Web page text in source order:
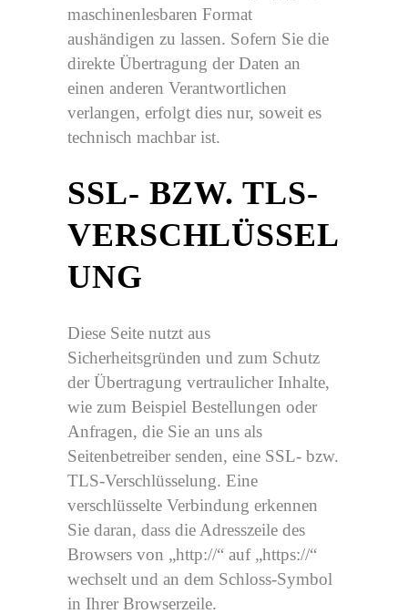
maschinenlesbaren Format
aushändigen zu lassen. Sofern Sie die
direkte Übertragung der Daten an
einen anderen Verantwortlichen
verlangen, erfolgt dies nur, soweit es
technisch machbar ist.
SSL- BZW. TLS-
VERSCHLÜSSEL
UNG
Diese Seite nutzt aus
Sicherheitsgründen und zum Schutz
der Übertragung vertraulicher Inhalte,
wie zum Beispiel Bestellungen oder
Anfragen, die Sie an uns als
Seitenbetreiber senden, eine SSL- bzw.
TLS-Verschlüsselung. Eine
verschlüsselte Verbindung erkennen
Sie daran, dass die Adresszeile des
Browsers von „http://“ auf „https://“
wechselt und an dem Schloss-Symbol
in Ihrer Browserzeile.